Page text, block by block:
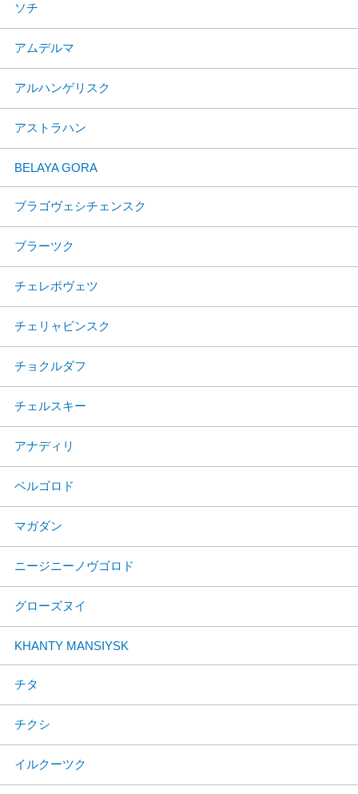
ソチ
アムデルマ
アルハンゲリスク
アストラハン
BELAYA GORA
ブラゴヴェシチェンスク
ブラーツク
チェレポヴェツ
チェリャビンスク
チョクルダフ
チェルスキー
アナディリ
ベルゴロド
マガダン
ニージニーノヴゴロド
グローズヌイ
KHANTY MANSIYSK
チタ
チクシ
イルクーツク